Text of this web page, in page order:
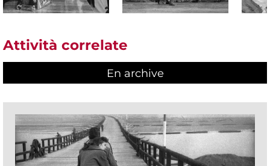
Attività correlate
En archive